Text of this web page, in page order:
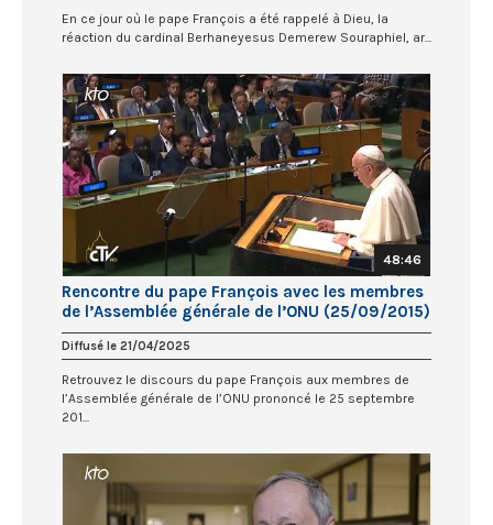
En ce jour où le pape François a été rappelé à Dieu, la
réaction du cardinal Berhaneyesus Demerew Souraphiel, ar...
48:46
Rencontre du pape François avec les membres
de l’Assemblée générale de l’ONU (25/09/2015)
Diffusé le 21/04/2025
Retrouvez le discours du pape François aux membres de
l’Assemblée générale de l’ONU prononcé le 25 septembre
201...